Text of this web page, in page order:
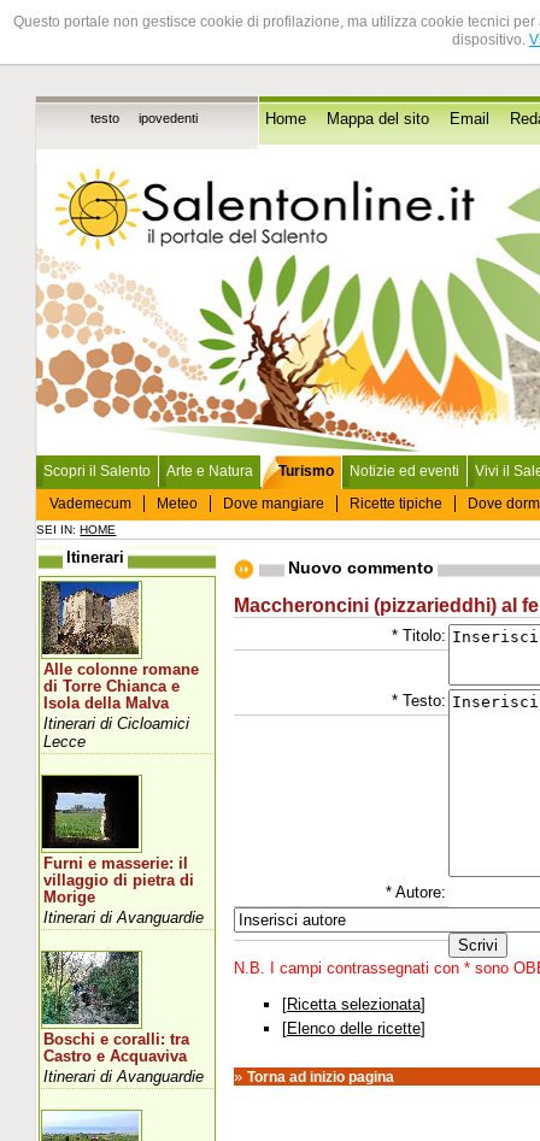
Questo portale non gestisce cookie di profilazione, ma utilizza cookie tecnici
dispositivo.
testo ipovedenti Home Mappa del sito Email
Scopri il Salento Arte e Natura
Turismo
Vademecum
Meteo Dove mangiare Ricette tipiche Dove
Notizie ed eventi Vivi il
SEI IN:HOME
Nuovo commento
Maccheroncini (pizzarieddhi) al
* Titolo:
* Testo:
* Autore:
N.B. I campi contrassegnati con * sono
[Ricetta selezionata]
[Elenco delle ricette]
» Torna ad inizio pagina
Itinerari
Alle colonne romane
di Torre Chianca e
Isola della Malva
Itinerari di Cicloamici
Lecce
Furni e masserie: il
villaggio di pietra di
Morige
Itinerari di Avanguardie
Boschi e coralli: tra
Castro e Acquaviva
Itinerari di Avanguardie